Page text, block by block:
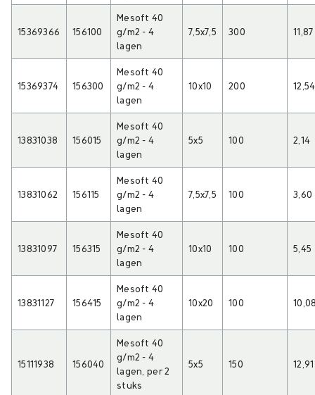
15369366 156100
Mesoft 40
g/m2 - 4
lagen
7,5x7,5 300 11,87
15369374 156300
Mesoft 40
g/m2 - 4
lagen
10x10 200 12,54
13831038 156015
Mesoft 40
g/m2 - 4
lagen
5x5 100 2,14
13831062 156115
Mesoft 40
g/m2 - 4
lagen
7,5x7,5 100 3,60
13831097 156315
Mesoft 40
g/m2 - 4
lagen
10x10 100 5,45
13831127 156415
Mesoft 40
g/m2 - 4
lagen
10x20 100
15111938 156040
Mesoft 40
g/m2 - 4
lagen, per 2
stuks
5x5 150 12,91